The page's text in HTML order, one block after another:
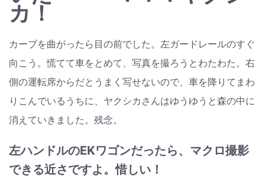
カ！
カーブを曲がったら目の前でした。左ガードレールのすぐ
向こう。慌てて車をとめて、写真を撮ろうとわたわた。右
側の運転席からだとうまく写せないので、車を降りてまわ
りこんでいるうちに、ヤクシカさんはゆうゆうと森の中に
消えていきました。残念。
左ハンドルのEKワゴンだったら、マクロ撮影
できる近さですよ。惜しい！